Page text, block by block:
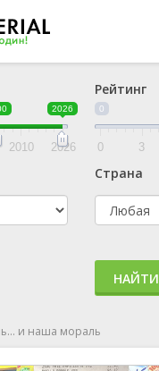
2026
2010 2026
Рейтинг
0
0 3
Страна
НАЙТИ
и наша мораль